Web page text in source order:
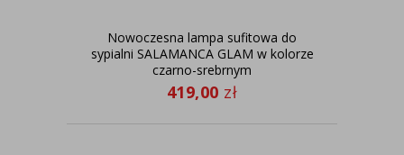
Nowoczesna lampa sufitowa do
sypialni SALAMANCA GLAM w kolorze
czarno-srebrnym
419,00 zł